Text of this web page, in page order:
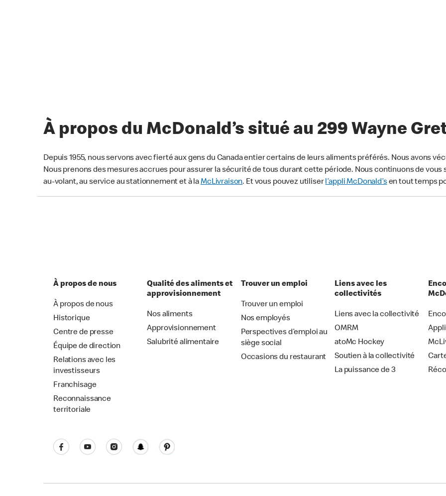
À propos du McDonald’s situé au 299 Wayne
Depuis 1955, nous servons avec fierté aux gens du Canada entier certains de leurs aliments préférés. Nous avons
Nous prenons des mesures accrues pour assurer la sécurité de tous durant cette période. Nous continuons de
au-volant, au service au stationnement et à laMcLivraison. Et vous pouvez utiliserl’appli McDonald’sen tout temps
À propos de nous
À propos de nous
Historique
Centre de presse
Équipe de direction
Relations avec les
investisseurs
Franchisage
Reconnaissance
territoriale
Qualité des aliments et
approvisionnement
Nos aliments
Approvisionnement
Salubrité alimentaire
Trouver un emploi
Trouver un emploi
Nos employés
Perspectives d’emploi au
siège social
Occasions du restaurant
Liens avec les
collectivités
Liens avec la collectivité
OMRM
atoMc Hockey
Soutien à la collectivité
La puissance de 3